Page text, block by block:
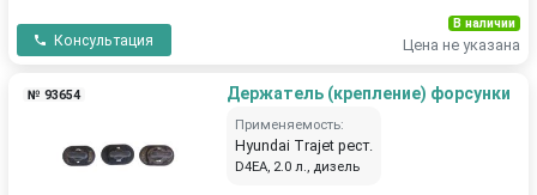
Консультация
В наличии
Цена не указана
№ 93654 Держатель (крепление) форсунки
Применяемость:
Hyundai Trajet рест.
D4EA, 2.0 л., дизель